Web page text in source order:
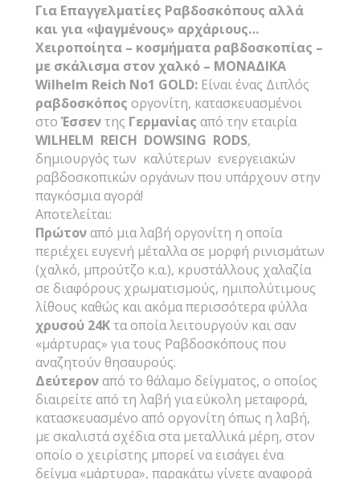
Για Επαγγελματίες Ραβδοσκόπους αλλά
και για «ψαγμένους» αρχάριους…
Χειροποίητα – κοσμήματα ραβδοσκοπίας –
με σκάλισμα στον χαλκό – ΜΟΝΑΔΙΚΑ
Wilhelm Reich No1 GOLD: Είναι ένας Διπλός
ραβδοσκόπος οργονίτη, κατασκευασμένοι
στοΈσσεντης Γερμανίας από την εταιρία
WILHELM REICH DOWSING RODS,
δημιουργός των καλύτερων ενεργειακών
ραβδοσκοπικών οργάνων που υπάρχουν στην
παγκόσμια αγορά!
Αποτελείται:
Πρώτοναπό μια λαβή οργονίτη η οποία
περιέχει ευγενή μέταλλα σε μορφή ρινισμάτων
(χαλκό, μπρούτζο κ.α.), κρυστάλλους χαλαζία
σε διαφόρους χρωματισμούς, ημιπολύτιμους
λίθους καθώς και ακόμα περισσότερα φύλλα
χρυσού 24Κτα οποία λειτουργούν και σαν
«μάρτυρας» για τους Ραβδοσκόπους που
αναζητούν θησαυρούς.
Δεύτεροναπό το θάλαμο δείγματος, ο οποίος
διαιρείτε από τη λαβή για εύκολη μεταφορά,
κατασκευασμένο από οργονίτη όπως η λαβή,
με σκαλιστά σχέδια στα μεταλλικά μέρη, στον
οποίο ο χειρίστης μπορεί να εισάγει ένα
δείγμα «μάρτυρα», παρακάτω γίνετε αναφορά